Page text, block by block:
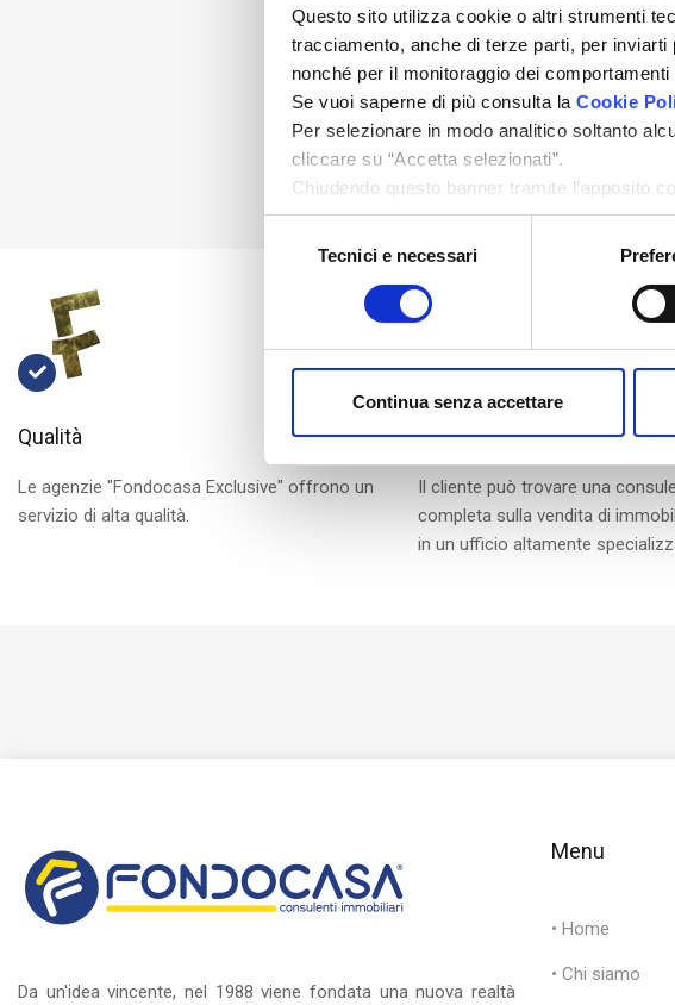
Questo sito utilizza cookie o altri strumenti
tracciamento, anche di terze parti, per
nonché per il monitoraggio dei
Se vuoi saperne di più consulta la Cookie
Per selezionare in modo analitico soltanto
cliccare su “Accetta selezionati”.
Chiudendo questo banner tramite l’apposito
assenza di cookie o altri strumenti di
Tecnici e necessari
Continua senza accettare
Verrà fatta
Gli affiliati alla
interesse!
Gruppo
Qualità
Le agenzie "Fondocasa Exclusive" offrono un
servizio di alta qualità.
Consulenza completa
Il cliente può trovare una
completa sulla vendita di
in un ufficio altamente
Da un'idea vincente, nel 1988 viene fondata una nuova realtà
Menu
• Home
• Chi siamo